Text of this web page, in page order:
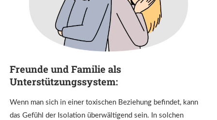
Freunde und Familie als
Unterstützungssystem:
Wenn man sich in einer toxischen Beziehung befindet, kann
das Gefühl der Isolation überwältigend sein. In solchen